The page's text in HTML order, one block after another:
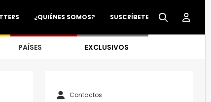
SUSCRÍBETE
¿QUIÉNES SOMOS?
PAÍSES EXCLUSIVOS
Contactos